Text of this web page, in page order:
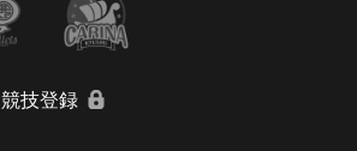
競技登録